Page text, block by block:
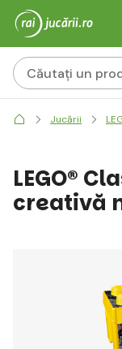
Jucării
LEGO®
creativă